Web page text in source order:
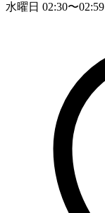
水曜日 02:30〜02:59